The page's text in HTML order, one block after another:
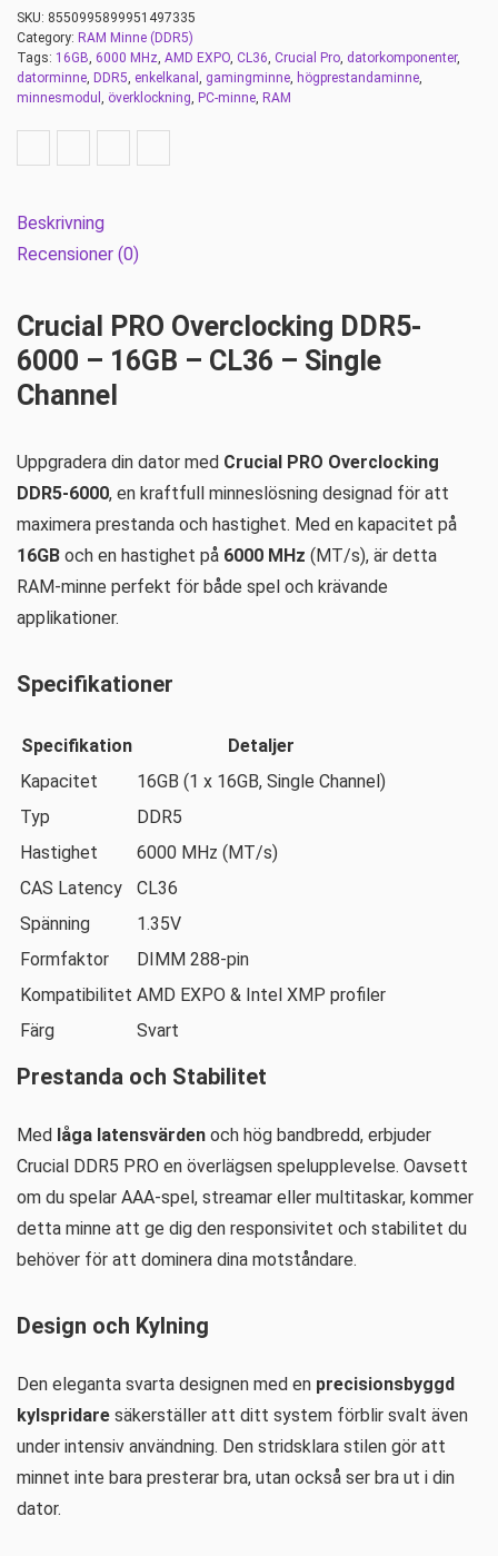
SKU: 8550995899951497335
Category: RAM Minne (DDR5)
Tags: 16GB, 6000 MHz, AMD EXPO, CL36, Crucial Pro, datorkomponenter,
datorminne, DDR5, enkelkanal , gamingminne, högprestandaminne,
minnesmodul , överklockning, PC-minne, RAM
Beskrivning
Recensioner (0)
Crucial PRO Overclocking DDR5-
6000 – 16GB – CL36 – Single
Channel
Uppgradera din dator med Crucial PRO Overclocking
DDR5-6000, en kraftfull minneslösning designad för att
maximera prestanda och hastighet. Med en kapacitet på
16GB och en hastighet på 6000 MHz (MT/s), är detta
RAM-minne perfekt för både spel och krävande
applikationer.
Specifikationer
Specifikation
Detaljer
Kapacitet
16GB (1 x 16GB, Single Channel)
Typ
DDR5
Hastighet
6000 MHz (MT/s)
CAS Latency
CL36
Spänning
1.35V
Formfaktor
DIMM 288-pin
Kompatibilitet AMD EXPO & Intel XMP profiler
Färg
Svart
Prestanda och Stabilitet
Med låga latensvärden och hög bandbredd, erbjuder
Crucial DDR5 PRO en överlägsen spelupplevelse. Oavsett
om du spelar AAA-spel, streamar eller multitaskar, kommer
detta minne att ge dig den responsivitet och stabilitet du
behöver för att dominera dina motståndare.
Design och Kylning
Den eleganta svarta designen med en precisionsbyggd
kylspridare säkerställer att ditt system förblir svalt även
under intensiv användning. Den stridsklara stilen gör att
minnet inte bara presterar bra, utan också ser bra ut i din
dator.